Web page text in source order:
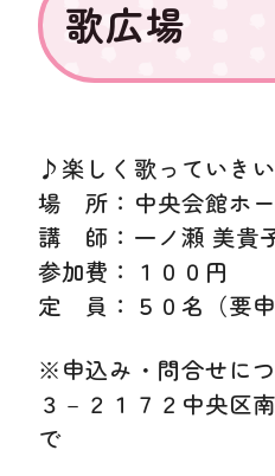
歌広場
♪楽しく歌っていき
場 所：中央会館ホ
講 師：一ノ瀬 美貴
参加費：１００円
定 員：５０名（要申
※申込み・問合せに
３－２１７２中央区
で